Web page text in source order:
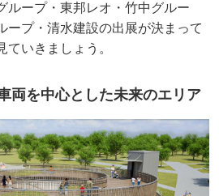
ループ・東邦レオ・竹中グルー
ープ・清水建設の出展が決まって
ていきましょう。
両を中心とした未来のエリア